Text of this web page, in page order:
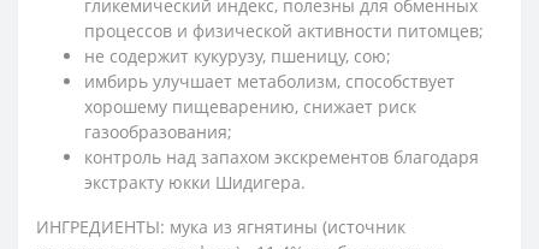
гликемический индекс, полезны для обменных
процессов и физической активности питомцев;
не содержит кукурузу, пшеницу, сою;
имбирь улучшает метаболизм, способствует
хорошему пищеварению, снижает риск
газообразования;
контроль над запахом экскрементов благодаря
экстракту юкки Шидигера.
ИНГРЕДИЕНТЫ: мука из ягнятины (источник